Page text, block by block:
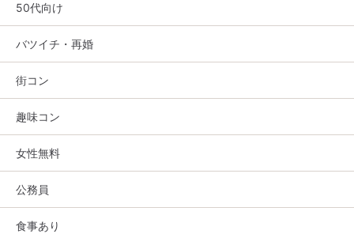
50代向け
バツイチ・再婚
街コン
趣味コン
女性無料
公務員
食事あり